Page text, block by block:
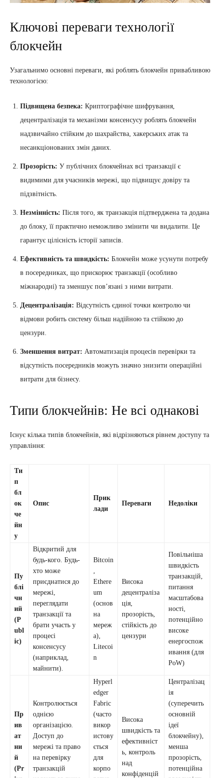
Ключові переваги технології
блокчейн
Узагальнимо основні переваги, які роблять блокчейн привабливою
технологією:
Підвищена безпека: Криптографічне шифрування,
децентралізація та механізми консенсусу роблять блокчейн
надзвичайно стійким до шахрайства, хакерських атак та
несанкціонованих змін даних.
Прозорість: У публічних блокчейнах всі транзакції є
видимими для учасників мережі, що підвищує довіру та
підзвітність.
Незмінність: Після того, як транзакція підтверджена та додана
до блоку, її практично неможливо змінити чи видалити. Це
гарантує цілісність історії записів.
Ефективність та швидкість: Блокчейн може усунути потребу
в посередниках, що прискорює транзакції (особливо
міжнародні) та зменшує пов’язані з ними витрати.
Децентралізація: Відсутність єдиної точки контролю чи
відмови робить систему більш надійною та стійкою до
цензури.
Зменшення витрат: Автоматизація процесів перевірки та
відсутність посередників можуть значно знизити операційні
витрати для бізнесу.
Типи блокчейнів: Не всі однакові
Існує кілька типів блокчейнів, які відрізняються рівнем доступу та
управління:
Ти
п
бл
ок
че
йн
у
Опис
Прик
лади
Переваги Недоліки
Пу
блі
чн
ий
(P
ubl
ic)
Відкритий для
будь-кого. Будь-
хто може
приєднатися до
мережі,
переглядати
транзакції та
брати участь у
процесі
консенсусу
(наприклад,
майнити).
Bitcoin
,
Ethere
um
(основ
на
мереж
а),
Litecoi
n
Висока
децентраліза
ція,
прозорість,
стійкість до
цензури
Повільніша
швидкість
транзакцій,
питання
масштабова
ності,
потенційно
високе
енергоспож
ивання (для
PoW)
Пр
ив
ат
ни
й
(Pr
Контролюється
однією
організацією.
Доступ до
мережі та право
на перевірку
транзакцій
Hyperl
edger
Fabric
(часто
викор
истову
ється
для
корпо
Висока
швидкість та
ефективніст
ь, контроль
над
конфіденцій
Централізац
ія
(суперечить
основній
ідеї
блокчейну),
менша
прозорість,
потенційна